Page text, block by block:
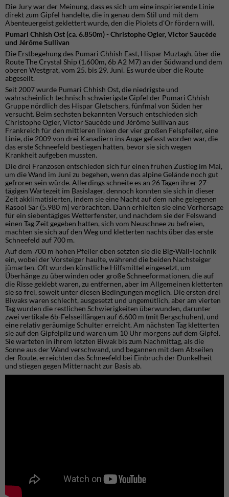
Die Jury war der Meinung, dass es sich um eine inspirierende Linie
direkt zum Gipfel handelte, die in genau dem Stil und mit dem
Abenteuergeist geklettert wurde, den die Piolets d'Or fördern will.
Pumari Chhish Ost (ca. 6.850m) - Christophe Ogier, Victor Saucède
und Jérôme Sullivan
Die Erstbegehung des Pumari Chhish East, Hispar Muztagh, über die
Route The Crystal Ship (1.600m, 6b A2 M7) an der Südwand und dem
oberen Westgrat, vom 25. bis 29. Juni. Es wurde über die Route
abgeseilt.
Seit 2007 wurde Pumari Chhish Ost, die niedrigste und
wahrscheinlich technisch schwierigste Gipfel der Pumari Chhish
Gruppe nördlich des Hispar Gletschers, fünfmal von Süden her
versucht. Beim sechsten bekannten Versuch entschieden sich
Christophe Ogier, Victor Saucède und Jérôme Sullivan aus
Frankreich für den mittleren linken der vier großen Felspfeiler, eine
Linie, die 2009 von drei Kanadiern ins Auge gefasst worden war, die
das erste Schneefeld bestiegen hatten, bevor sie sich wegen
Krankheit aufgeben mussten.
Die drei Franzosen entschieden sich für einen frühen Zustieg im Mai,
um die Wand im Juni zu begehen, wenn das alpine Gelände noch gut
gefroren sein würde. Allerdings schneite es an 26 Tagen ihrer 27-
tägigen Wartezeit im Basislager, dennoch konnten sie sich in dieser
Zeit akklimatisierten, indem sie eine Nacht auf dem nahe gelegenen
Rasool Sar (5.980 m) verbrachten. Dann erhielten sie eine Vorhersage
für ein siebentägiges Wetterfenster, und nachdem sie der Felswand
einen Tag Zeit gegeben hatten, sich vom Neuschnee zu befreien,
machten sie sich auf den Weg und kletterten nachts über das erste
Schneefeld auf 700 m.
Auf dem 700 m hohen Pfeiler oben setzten sie die Big-Wall-Technik
ein, wobei der Vorsteiger haulte, während die beiden Nachsteiger
jümarten. Oft wurden künstliche Hilfsmittel eingesetzt, um
Überhänge zu überwinden oder große Schneeformationen, die auf
die Risse geklebt waren, zu entfernen, aber im Allgemeinen kletterten
sie so frei, soweit unter diesen Bedingungen möglich. Die ersten drei
Biwaks waren schlecht, ausgesetzt und ungemütlich, aber am vierten
Tag wurden die restlichen Schwierigkeiten überwunden, darunter
zwei vertikale 6b-Felsseillängen auf 6.600 m (mit Bergschuhen), und
eine relativ geräumige Schulter erreicht. Am nächsten Tag kletterten
sie auf den Gipfelpilz und waren um 10 Uhr morgens auf dem Gipfel.
Sie warteten in ihrem letzten Biwak bis zum Nachmittag, als die
Sonne aus der Wand verschwand, und begannen mit dem Abseilen
der Route, erreichten das Schneefeld bei Einbruch der Dunkelheit
und stiegen gegen Mitternacht zur Basis ab.